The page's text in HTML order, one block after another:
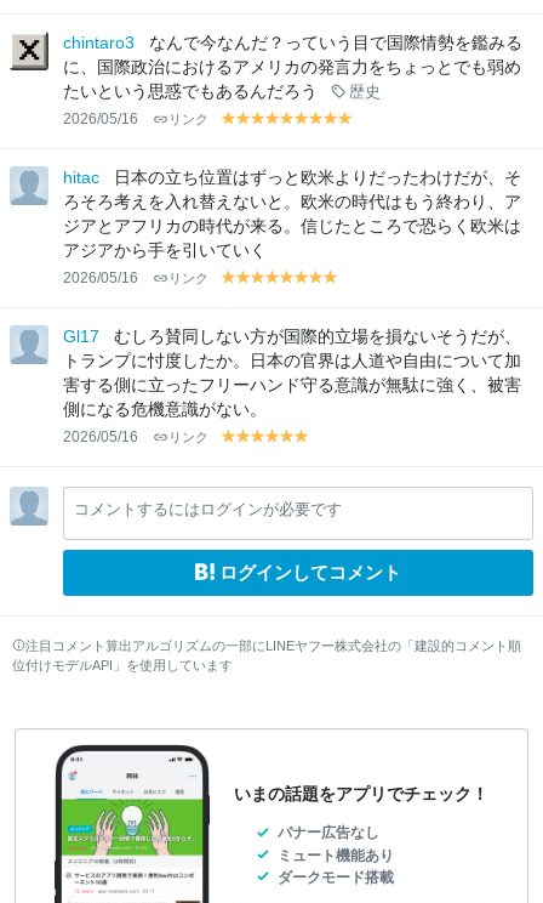
lo
w
lo
w
lo
w
lo
w
lo
w
lo
w
lo
w
lo
w
lo
w
lo
w
lo
w
lo
w
lolo
w
chintaro3
なんで今なんだ？っていう目で国際情勢を鑑みる
に、国際政治におけるアメリカの発言力をちょっとでも弱め
たいという思惑でもあるんだろう
歴史
2026/05/16 リンク
y
lo
w
y
lo
w
y
lo
w
y
lo
w
y
lo
y
lo
w
y
lo
w
y
lo
w
lo
w
hitac
日本の立ち位置はずっと欧米よりだったわけだが、そ
ろそろ考えを入れ替えないと。欧米の時代はもう終わり、ア
ジアとアフリカの時代が来る。信じたところで恐らく欧米は
アジアから手を引いていく
2026/05/16 リンク
y
lo
w
y
lo
y
lo
w
y
lo
w
y
lo
w
y
lo
w
y
lo
w
lo
w
Gl17
むしろ賛同しない方が国際的立場を損ないそうだが、
トランプに忖度したか。日本の官界は人道や自由について加
害する側に立ったフリーハンド守る意識が無駄に強く、被害
側になる危機意識がない。
2026/05/16 リンク
y
lo
w
y
lo
w
y
lo
w
y
lo
w
y
lo
w
lo
w
コメントするにはログインが必要です
ログインしてコメント
注目コメント算出アルゴリズムの一部にLINEヤフー株式会社の「建設的コメント順
位付けモデルAPI」を使用しています
いまの話題をアプリでチェック！
バナー広告なし
ミュート機能あり
ダークモード搭載